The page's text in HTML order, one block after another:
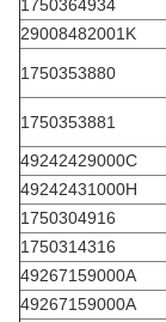
1750364934
29008482001K
1750353880
1750353881
49242429000C
49242431000H
1750304916
1750314316
49267159000A
49267159000A